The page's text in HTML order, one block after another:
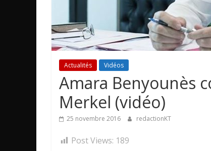
Actualités Vidéos
Amara Benyounès
Merkel (vidéo)
25 novembre 2016 redactionKT
Post Views: 189